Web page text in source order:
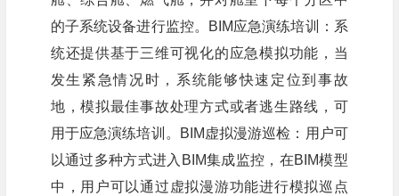
的子系统设备进行监控。BIM应急演练培训：系
统还提供基于三维可视化的应急模拟功能，当
发生紧急情况时，系统能够快速定位到事故
地，模拟最佳事故处理方式或者逃生路线，可
用于应急演练培训。BIM虚拟漫游巡检：用户可
以通过多种方式进入BIM集成监控，在BIM模型
中，用户可以通过虚拟漫游功能进行模拟巡点